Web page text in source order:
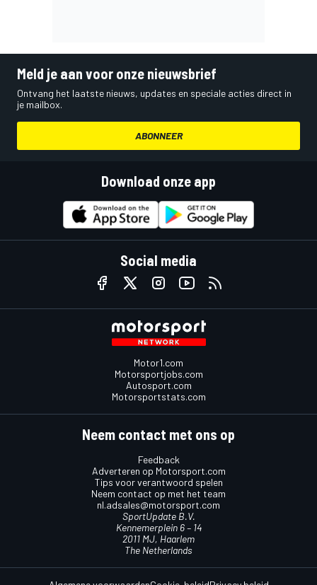
Meld je aan voor onze nieuwsbrief
Ontvang het laatste nieuws, updates en speciale acties direct in
je mailbox.
ABONNEER
Download onze app
Social media
Motor1.com
Motorsportjobs.com
Autosport.com
Motorsportstats.com
Neem contact met ons op
Feedback
Adverteren op Motorsport.com
Tips voor verantwoord spelen
Neem contact op met het team
nl.adsales@motorsport.com
SportUpdate B.V.
Kennemerplein 6 – 14
2011 MJ, Haarlem
The Netherlands